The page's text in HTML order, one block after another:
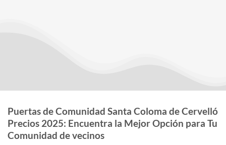
Puertas de Comunidad Santa Coloma de Cervelló
Precios 2025: Encuentra la Mejor Opción para Tu
Comunidad de vecinos